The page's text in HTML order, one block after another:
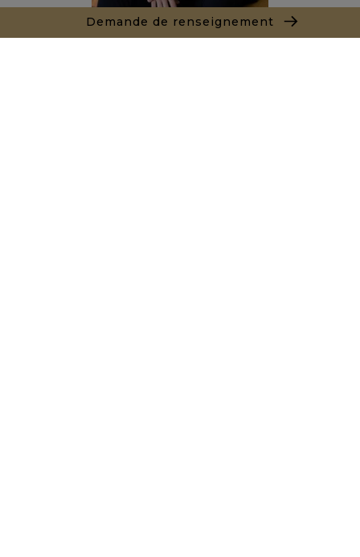
Demande de renseignement
Sacha PANIZZI